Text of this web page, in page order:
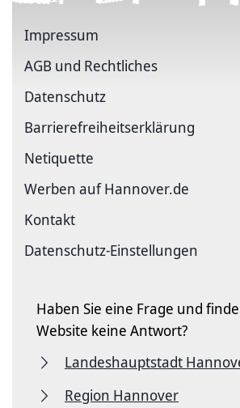
Impressum
AGB und Rechtliches
Datenschutz
Barriere­freiheits­erklärung
Netiquette
Werben auf Hannover.de
Kontakt
Datenschutz-Einstellungen
Haben Sie eine Frage und
Website keine Antwort?
Landeshauptstadt
Region Hannover